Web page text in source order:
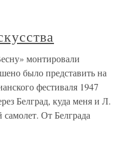
монтировали
было представить на
фестиваля 1947
Белград, куда меня и Л.
От Белграда